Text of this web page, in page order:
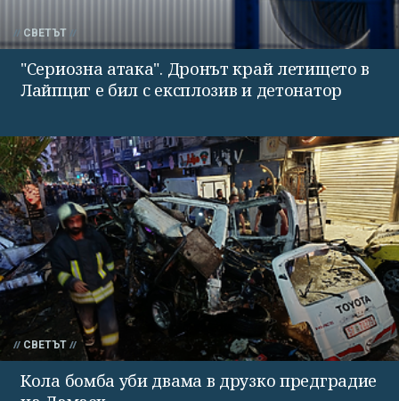
СВЕТЪТ
"Сериозна атака". Дронът край летището в
Лайпциг е бил с експлозив и детонатор
СВЕТЪТ
Кола бомба уби двама в друзко предградие